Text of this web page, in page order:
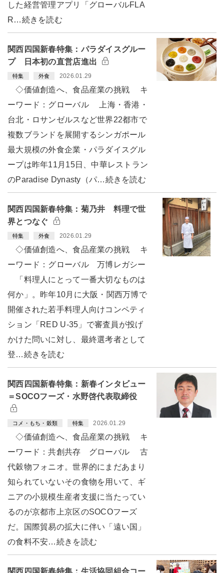
した経営管理アプリ「グローバルFLA
R…続きを読む
関西四国新春特集：パラダイスグルー
プ 日本初の直営店進出
特集 外食 2026.01.29
◇価値創造へ、食品産業の挑戦 キ
ーワード：グローバル 上海・香港・
台北・ロサンゼルスなど世界22都市で
複数ブランドを展開するシンガポール
最大規模の外食企業・パラダイスグル
ープは昨年11月15日、中華レストラン
のParadise Dynasty（パ…続きを読む
関西四国新春特集：菊乃井 料理で世
界とつなぐ
特集 外食 2026.01.29
◇価値創造へ、食品産業の挑戦 キ
ーワード：グローバル 万博レガシー
「料理人にとって一番大切なものは
何か」。昨年10月に大阪・関西万博で
開催された若手料理人向けコンペティ
ション「RED U-35」で審査員が投げ
かけた問いに対し、最終選考者として
登…続きを読む
関西四国新春特集：新春インタビュー
＝SOCOフーズ・水野啓代表取締役
コメ・もち・穀類 特集 2026.01.29
◇価値創造へ、食品産業の挑戦 キ
ーワード：共創共存 グローバル 古
代穀物フォニオ。世界的にまだあまり
知られていないその食物を用いて、ギ
ニアの小規模生産者支援に当たってい
るのが京都市上京区のSOCOフーズ
だ。国際貿易の拡大に伴い「遠い国」
の食料不安…続きを読む